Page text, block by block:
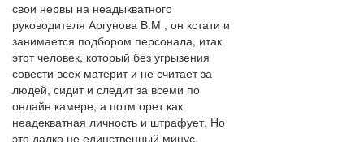
свои нервы на неадыкватного
руководителя Аргунова В.М , он кстати и
занимается подбором персонала, итак
этот человек, который без угрызения
совести всех материт и не считает за
людей, сидит и следит за всеми по
онлайн камере, а потм орет как
неадекватная личность и штрафует. Но
это далко не единственный минус,